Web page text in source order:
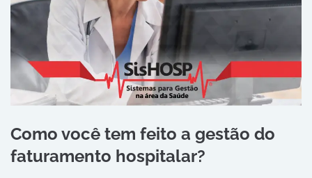
Como você tem feito a gestão do
faturamento hospitalar?